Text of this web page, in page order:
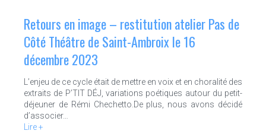
Retours en image – restitution atelier Pas de
Côté Théâtre de Saint-Ambroix le 16
décembre 2023
L’enjeu de ce cycle était de mettre en voix et en choralité des
extraits de P’TIT DÉJ, variations poétiques autour du petit-
déjeuner de Rémi Chechetto.De plus, nous avons décidé
d’associer…
Lire +